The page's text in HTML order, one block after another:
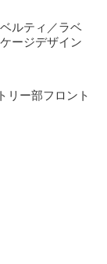
ルティ／ラベ
ージデザイン
リー部フロント